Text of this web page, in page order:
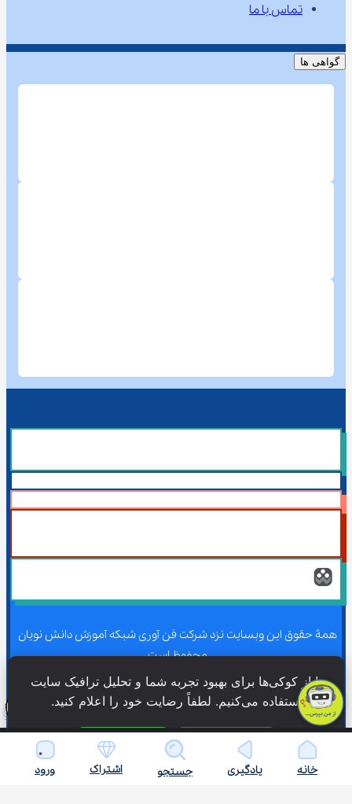
تماس با ما
گواهی ها
همۀ حقوق این وبسایت نزد شرکت فن آوری شبکه آموزش دانش نویان
محفوظ است.
همۀ حقوق این وبسایت نزد شرکت فن آوری شبکه آموزش دانش نویان
محفوظ است.
خانه یادگیری جستجو اشتراک ورود
ما از کوکی‌ها برای بهبود تجربه شما و تحلیل ترافیک سایت
استفاده می‌کنیم. لطفاً رضایت خود را اعلام کنید.
فقط ضروری پذیرش همه